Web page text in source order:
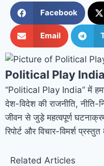
Facebook
Email
Political Play India
“Political Play India” में
देश-विदेश की राजनीति, नीति-
जीवन से जुड़े महत्वपूर्ण
रिपोर्ट और विचार-विमर्श
Related Articles